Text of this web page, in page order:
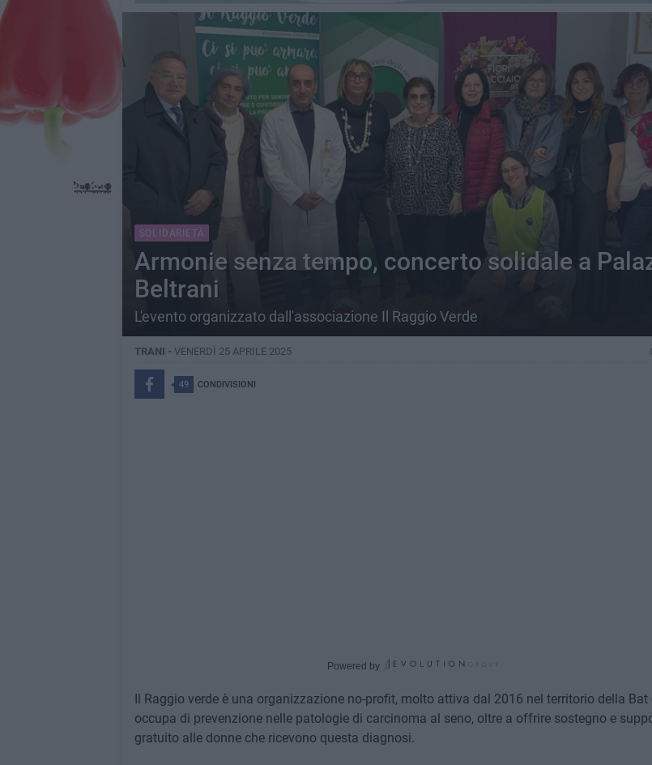
SOLIDARIETÀ
Armonie senza tempo, concerto solidale a
Beltrani
L'evento organizzato dall'associazione Il Raggio Verde
TRANI - VENERDÌ 25 APRILE 2025
49 CONDIVISIONI
Powered by
Il Raggio verde è una organizzazione no-profit, molto attiva dal 2016 nel territorio della Bat
occupa di prevenzione nelle patologie di carcinoma al seno, oltre a offrire sostegno e
gratuito alle donne che ricevono questa diagnosi.